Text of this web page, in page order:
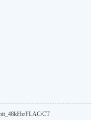
FLAC/CT